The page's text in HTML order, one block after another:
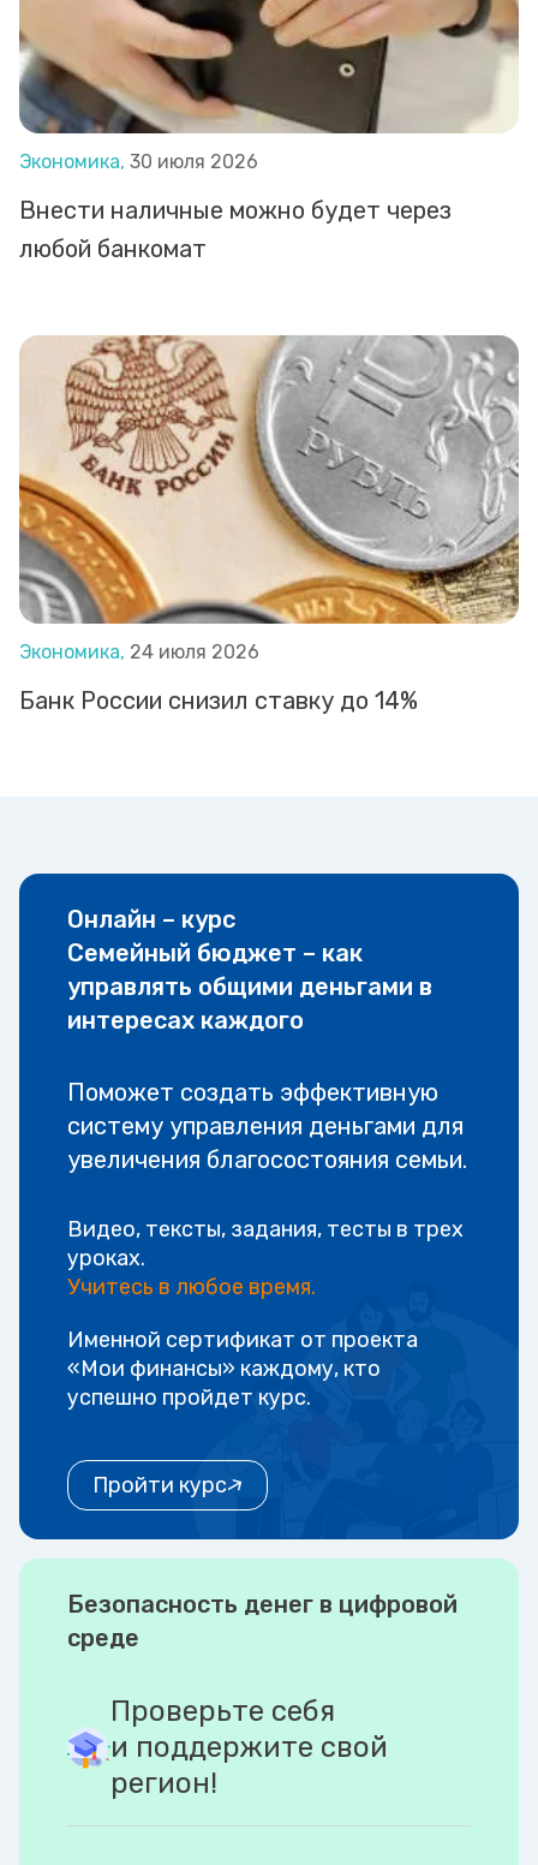
Экономика, 30 июля 2026
Внести наличные можно будет через
любой банкомат
Экономика, 24 июля 2026
Банк России снизил ставку до 14%
Онлайн – курс
Семейный бюджет – как
управлять общими деньгами в
интересах каждого
Поможет создать эффективную
систему управления деньгами для
увеличения благосостояния семьи.
Видео, тексты, задания, тесты в трех
уроках.
Учитесь в любое время.
Именной сертификат от проекта
«Мои финансы» каждому, кто
успешно пройдет курс.
Пройти курс
Безопасность денег в цифровой
среде
Проверьте себя
и поддержите свой
регион!